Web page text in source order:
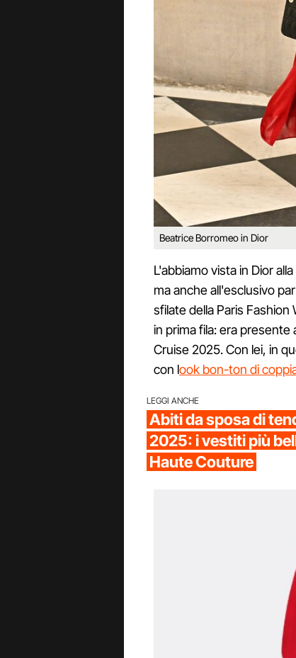
Beatrice Borromeo in Dior
L'abbiamo vista in Dior
ma anche all'esclusivo
sfilate della Paris
in prima fila: era presente
Cruise 2025. Con lei, in
con look bon-ton di
LEGGI ANCHE
Abiti da sposa di
2025: i vestiti più
Haute Couture